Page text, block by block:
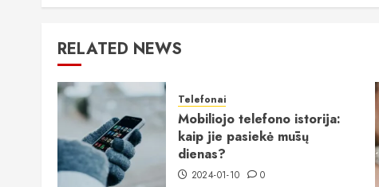
RELATED NEWS
Telefonai
Mobiliojo telefono istorija:
kaip jie pasiekė mūsų
dienas?
2024-01-10 0